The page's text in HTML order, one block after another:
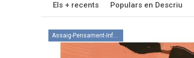
Els + recents Populars en Descriu
Assaig-Pensament-Informació